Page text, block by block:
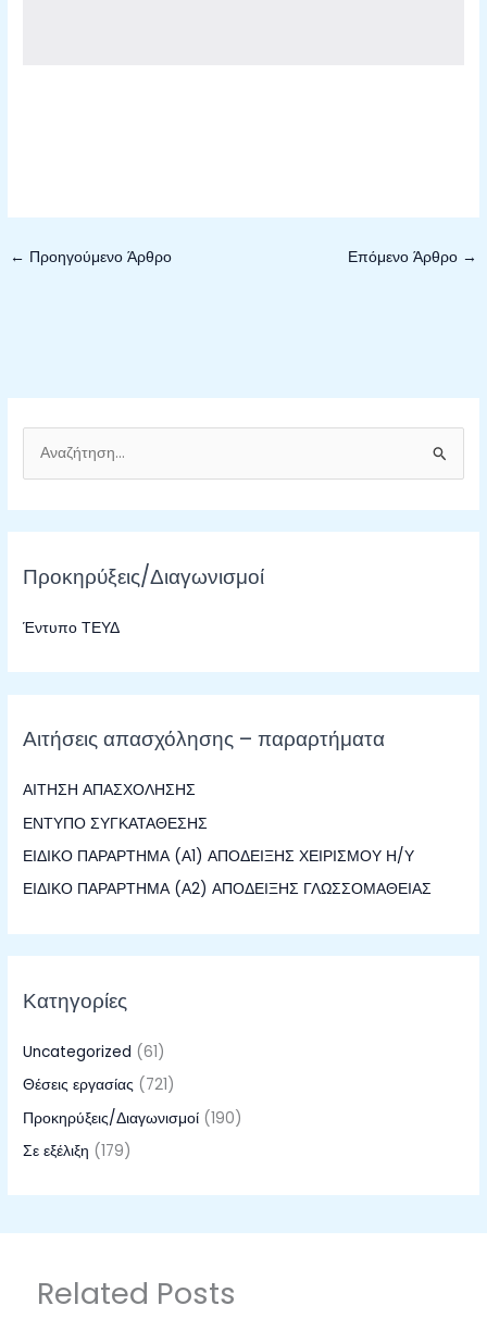
← Προηγούμενο Άρθρο Επόμενο Άρθρο →
ν
α
ή
η
η
ι
α
Προκηρύξεις/Διαγωνισμοί
Έντυπο ΤΕΥΔ
Αιτήσεις απασχόλησης – παραρτήματα
ΑΙΤΗΣΗ ΑΠΑΣΧΟΛΗΣΗΣ
ΕΝΤΥΠΟ ΣΥΓΚΑΤΑΘΕΣΗΣ
ΕΙΔΙΚΟ ΠΑΡΑΡΤΗΜΑ (Α1) ΑΠΟΔΕΙΞΗΣ ΧΕΙΡΙΣΜΟΥ Η/Υ
ΕΙΔΙΚΟ ΠΑΡΑΡΤΗΜΑ (Α2) ΑΠΟΔΕΙΞΗΣ ΓΛΩΣΣΟΜΑΘΕΙΑΣ
Κατηγορίες
Uncategorized (61)
Θέσεις εργασίας (721)
Προκηρύξεις/Διαγωνισμοί (190)
Σε εξέλιξη (179)
Related Posts